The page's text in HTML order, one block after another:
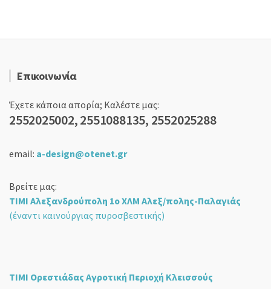
Επικοινωνία
Έχετε κάποια απορία; Καλέστε μας:
2552025002, 2551088135, 2552025288
email: a-design@otenet.gr
Βρείτε μας:
ΤΙΜΙ Αλεξανδρούπολη 1ο ΧΛΜ Αλεξ/πολης-Παλαγιάς
(έναντι καινούργιας πυροσβεστικής)
ΤΙΜΙ Ορεστιάδας Αγροτική Περιοχή Κλεισσούς